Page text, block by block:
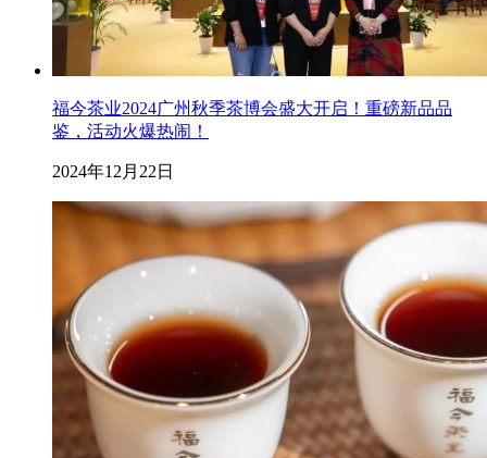
福今茶业2024广州秋季茶博会盛大开启！重磅新品品
鉴，活动火爆热闹！
2024年12月22日